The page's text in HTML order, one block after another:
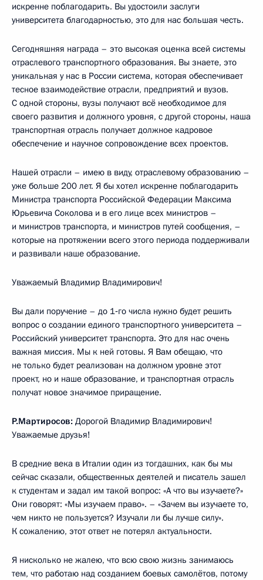
искренне поблагодарить. Вы удостоили заслуги
университета благодарностью, это для нас большая честь.
Сегодняшняя награда – это высокая оценка всей системы
отраслевого транспортного образования. Вы знаете, это
уникальная у нас в России система, которая обеспечивает
тесное взаимодействие отрасли, предприятий и вузов.
С одной стороны, вузы получают всё необходимое для
своего развития и должного уровня, с другой стороны, наша
транспортная отрасль получает должное кадровое
обеспечение и научное сопровождение всех проектов.
Нашей отрасли – имею в виду, отраслевому образованию –
уже больше 200 лет. Я бы хотел искренне поблагодарить
Министра транспорта Российской Федерации Максима
Юрьевича Соколова и в его лице всех министров –
и министров транспорта, и министров путей сообщения, –
которые на протяжении всего этого периода поддерживали
и развивали наше образование.
Уважаемый Владимир Владимирович!
Вы дали поручение – до 1‑го числа нужно будет решить
вопрос о создании единого транспортного университета –
Российский университет транспорта. Это для нас очень
важная миссия. Мы к ней готовы. Я Вам обещаю, что
не только будет реализован на должном уровне этот
проект, но и наше образование, и транспортная отрасль
получат новое значимое приращение.
Р.Мартиросов: Дорогой Владимир Владимирович!
Уважаемые друзья!
В средние века в Италии один из тогдашних, как бы мы
сейчас сказали, общественных деятелей и писатель зашел
к студентам и задал им такой вопрос: «А что вы изучаете?»
Они говорят: «Мы изучаем право». – «Зачем вы изучаете то,
чем никто не пользуется? Изучали ли бы лучше силу».
К сожалению, этот ответ не потерял актуальности.
Я нисколько не жалею, что всю свою жизнь занимаюсь
тем, что работаю над созданием боевых самолётов, потому